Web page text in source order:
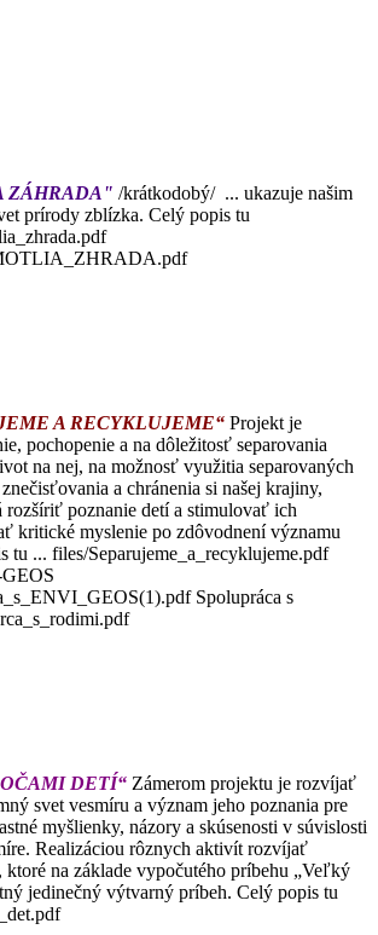
ZÁHRADA" /krátkodobý/ ... ukazuje našim
prírody zblízka. Celý popis tu
A RECYKLUJEME“ Projekt je
pochopenie a na dôležitosť separovania
na nej, na možnosť využitia separovaných
a chránenia si našej krajiny,
poznanie detí a stimulovať ich
kritické myslenie po zdôvodnení významu
tu ... files/Separujeme_a_recyklujeme.pdf
Spolupráca s
DETÍ“ Zámerom projektu je rozvíjať
svet vesmíru a význam jeho poznania pre
myšlienky, názory a skúsenosti v súvislosti
Realizáciou rôznych aktivít rozvíjať
ktoré na základe vypočutého príbehu „Veľký
jedinečný výtvarný príbeh. Celý popis tu